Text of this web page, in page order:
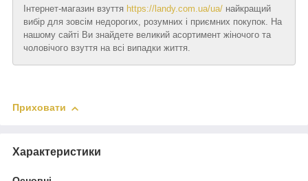
Інтернет-магазин взуття https://landy.com.ua/ua/ найкращий
вибір для зовсім недорогих, розумних і приємних покупок. На
нашому сайті Ви знайдете великий асортимент жіночого та
чоловічого взуття на всі випадки життя.
Приховати
Характеристики